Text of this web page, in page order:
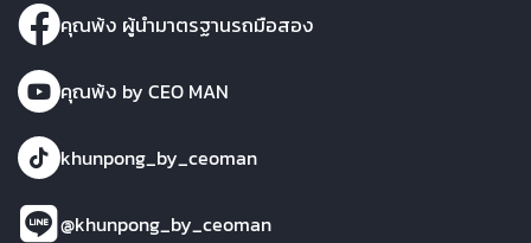
คุณพ้ง ผู้นำมาตรฐานรถมือสอง
คุณพ้ง by CEO MAN
khunpong_by_ceoman
@khunpong_by_ceoman